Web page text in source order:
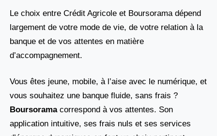
Le choix entre Crédit Agricole et Boursorama dépend
largement de votre mode de vie, de votre relation à la
banque et de vos attentes en matière
d’accompagnement.
Vous êtes jeune, mobile, à l’aise avec le numérique, et
vous souhaitez une banque fluide, sans frais ?
Boursoramacorrespond à vos attentes. Son
application intuitive, ses frais nuls et ses services